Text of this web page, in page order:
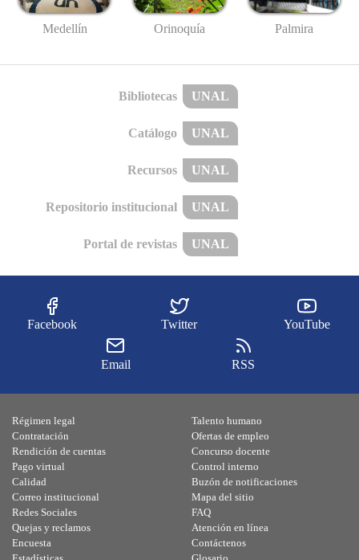
Medellín Orinoquía Palmira
Bibliotecas UNAL
Catálogo UNAL
Recursos UNAL
Repositorio institucional UNAL
Portal de revistas UNAL
Facebook Twitter YouTube
Email RSS
Régimen legal
Contratación
Rendición de cuentas
Pago virtual
Calidad
Talento humano
Ofertas de empleo
Concurso docente
Control interno
Buzón de notificaciones
Correo institucional
Redes Sociales
Quejas y reclamos
Encuesta
Mapa del sitio
FAQ
Atención en línea
Contáctenos